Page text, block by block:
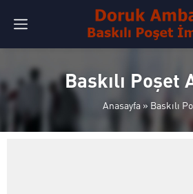
Baskılı Poşet
Anasayfa » Baskılı